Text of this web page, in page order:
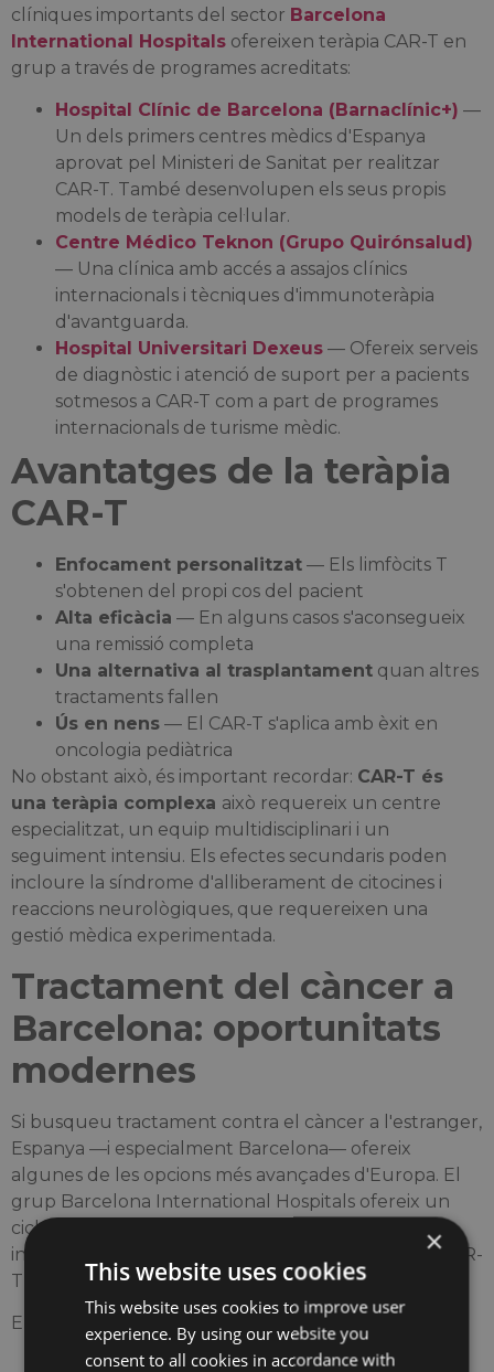
clíniques importants del sector Barcelona
International Hospitals ofereixen teràpia CAR-T en
grup a través de programes acreditats:
Hospital Clínic de Barcelona (Barnaclínic+) —
Un dels primers centres mèdics d'Espanya
aprovat pel Ministeri de Sanitat per realitzar
CAR-T. També desenvolupen els seus propis
models de teràpia cel·lular.
Centre Médico Teknon (Grupo Quirónsalud)
— Una clínica amb accés a assajos clínics
internacionals i tècniques d'immunoteràpia
d'avantguarda.
Hospital Universitari Dexeus — Ofereix serveis
de diagnòstic i atenció de suport per a pacients
sotmesos a CAR-T com a part de programes
internacionals de turisme mèdic.
Avantatges de la teràpia
CAR-T
Enfocament personalitzat — Els limfòcits T
s'obtenen del propi cos del pacient
Alta eficàcia — En alguns casos s'aconsegueix
una remissió completa
Una alternativa al trasplantament quan altres
tractaments fallen
Ús en nens — El CAR-T s'aplica amb èxit en
oncologia pediàtrica
No obstant això, és important recordar: CAR-T és
una teràpia complexa això requereix un centre
especialitzat, un equip multidisciplinari i un
seguiment intensiu. Els efectes secundaris poden
incloure la síndrome d'alliberament de citocines i
reaccions neurològiques, que requereixen una
gestió mèdica experimentada.
Tractament del càncer a
Barcelona: oportunitats
modernes
Si busqueu tractament contra el càncer a l'estranger,
Espanya —i especialment Barcelona— ofereix
algunes de les opcions més avançades d'Europa. El
grup Barcelona International Hospitals ofereix un
cicle complet de tractament per a pacients
internacionals, des del diagnòstic fins a la teràpia CAR-
T i el seguiment posterior a l'alta.
Els pacients reben:
coordinador personalque parla la seva
×
This website uses cookies
This website uses cookies to improve user
experience. By using our website you
consent to all cookies in accordance with